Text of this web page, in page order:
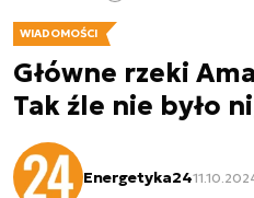
WIADOMOŚCI
Główne rzeki
Tak źle nie było
Energetyka24